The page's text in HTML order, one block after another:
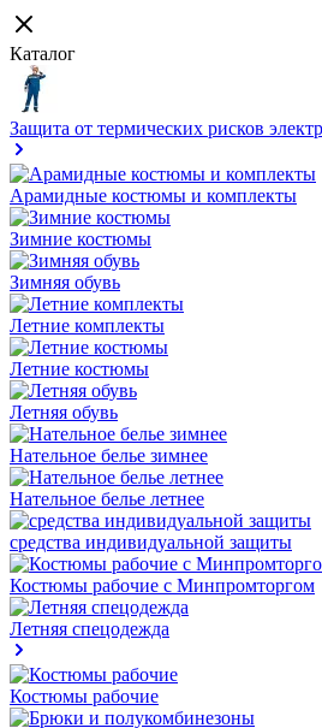
Каталог
Защита от термических рисков
Арамидные костюмы и комплекты
Зимние костюмы
Зимняя обувь
Летние комплекты
Летние костюмы
Летняя обувь
Нательное белье зимнее
Нательное белье летнее
средства индивидуальной защиты
Костюмы рабочие с Минпромторгом
Летняя спецодежда
Костюмы рабочие